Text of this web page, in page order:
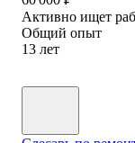
Активно ищет
Общий опыт
13 лет